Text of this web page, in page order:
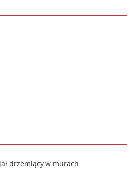
drzemiący w murach